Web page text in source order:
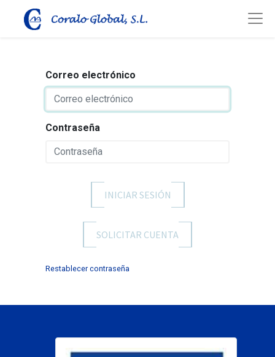
Correo electrónico
Contraseña
INICIAR SESIÓN
SOLICITAR CUENTA
Restablecer contraseña